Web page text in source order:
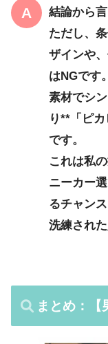
結論から
ただし、
ザインや
はNGです
素材でシ
り**「ピ
です。
これは私
ニーカー
るチャン
洗練され
まとめ：【